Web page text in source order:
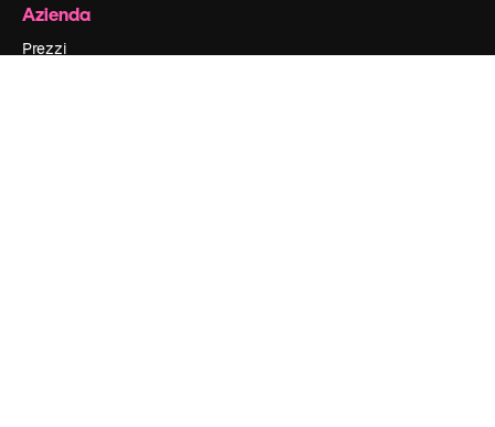
Azienda
Prezzi